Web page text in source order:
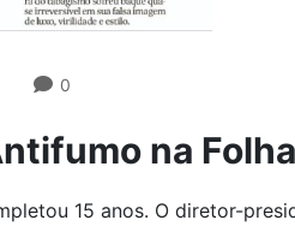
0
na Folha
15 anos. O diretor-